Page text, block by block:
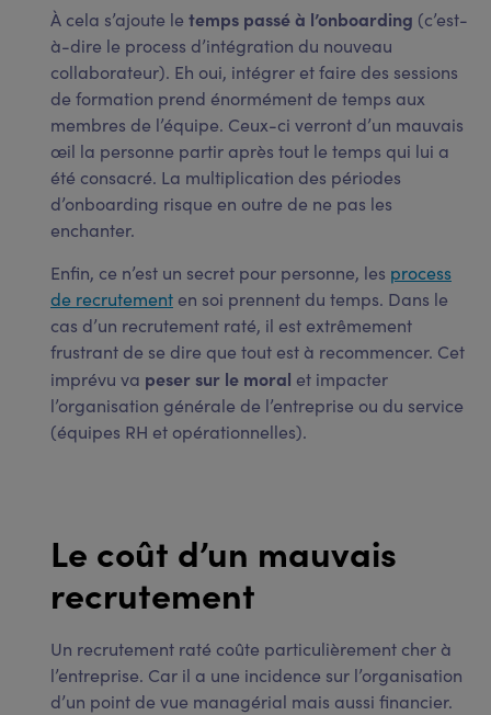
À cela s’ajoute le temps passé à l’onboarding (c’est-
à-dire le process d’intégration du nouveau
collaborateur). Eh oui, intégrer et faire des sessions
de formation prend énormément de temps aux
membres de l’équipe. Ceux-ci verront d’un mauvais
œil la personne partir après tout le temps qui lui a
été consacré. La multiplication des périodes
d’onboarding risque en outre de ne pas les
enchanter.
Enfin, ce n’est un secret pour personne, les process
de recrutement en soi prennent du temps. Dans le
cas d’un recrutement raté, il est extrêmement
frustrant de se dire que tout est à recommencer. Cet
imprévu va peser sur le moral et impacter
l’organisation générale de l’entreprise ou du service
(équipes RH et opérationnelles).
Le coût d’un mauvais
recrutement
Un recrutement raté coûte particulièrement cher à
l’entreprise. Car il a une incidence sur l’organisation
d’un point de vue managérial mais aussi financier.